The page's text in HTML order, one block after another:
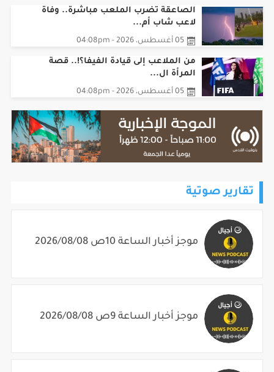
الصاعقة تضرب الملعب مباشرة.. وفاة
لاعب شاب أم...
05 أغسطس، 2026 - 04:08pm
من الملاعب إلى قيادة الفيفا؟!.. قصة
المرأة ال...
05 أغسطس، 2026 - 04:08pm
تقارير صوتية
موجز أخبار الساعة 10ص 2026/08/08
موجز أخبار الساعة 9ص 2026/08/08